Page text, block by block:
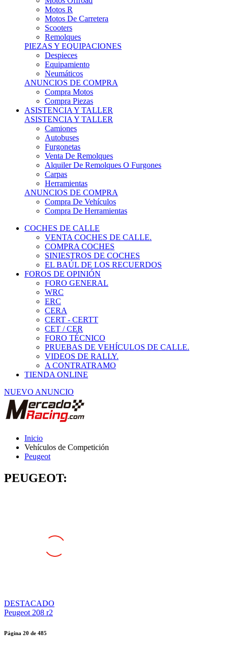
Motos R
Motos De Carretera
Scooters
Remolques
PIEZAS Y EQUIPACIONES
Despieces
Equipamiento
Neumáticos
ANUNCIOS DE COMPRA
Compra Motos
Compra Piezas
ASISTENCIA Y TALLER
ASISTENCIA Y TALLER
Camiones
Autobuses
Furgonetas
Venta De Remolques
Alquiler De Remolques O Furgones
Carpas
Herramientas
ANUNCIOS DE COMPRA
Compra De Vehículos
Compra De Herramientas
COCHES DE CALLE
VENTA COCHES DE CALLE.
COMPRA COCHES
SINIESTROS DE COCHES
EL BAÚL DE LOS RECUERDOS
FOROS DE OPINIÓN
FORO GENERAL
WRC
ERC
CERA
CERT - CERTT
CET / CER
FORO TÉCNICO
PRUEBAS DE VEHÍCULOS DE CALLE.
VIDEOS DE RALLY.
A CONTRATRAMO
TIENDA ONLINE
NUEVO ANUNCIO
Inicio
Vehículos de Competición
Peugeot
PEUGEOT:
DESTACADO
Peugeot 208 r2
Página 20 de 485